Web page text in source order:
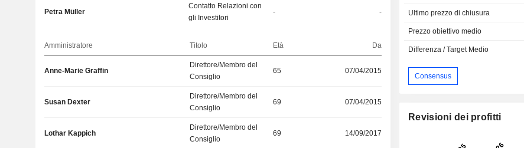
Petra Müller
Contatto Relazioni con
gli Investitori
- -
Amministratore Titolo Età Da
Anne-Marie Graffin
Direttore/Membro del
Consiglio
65 07/04/2015
Susan Dexter
Direttore/Membro del
Consiglio
69 07/04/2015
Lothar Kappich
Direttore/Membro del
Consiglio
69 14/09/2017
Ultimo prezzo di chiusura
Prezzo obiettivo medio
Differenza / Target Medio
Consensus
Revisioni dei profitti